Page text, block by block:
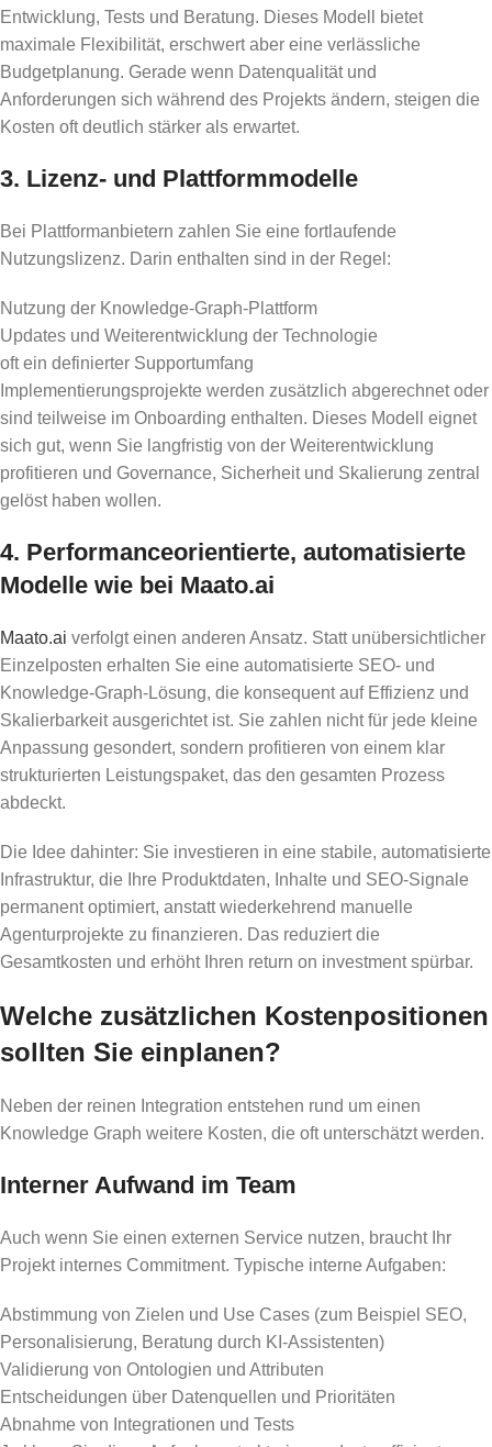
Entwicklung, Tests und Beratung. Dieses Modell bietet
maximale Flexibilität, erschwert aber eine verlässliche
Budgetplanung. Gerade wenn Datenqualität und
Anforderungen sich während des Projekts ändern, steigen die
Kosten oft deutlich stärker als erwartet.
3. Lizenz- und Plattformmodelle
Bei Plattformanbietern zahlen Sie eine fortlaufende
Nutzungslizenz. Darin enthalten sind in der Regel:
Nutzung der Knowledge-Graph-Plattform
Updates und Weiterentwicklung der Technologie
oft ein definierter Supportumfang
Implementierungsprojekte werden zusätzlich abgerechnet oder
sind teilweise im Onboarding enthalten. Dieses Modell eignet
sich gut, wenn Sie langfristig von der Weiterentwicklung
profitieren und Governance, Sicherheit und Skalierung zentral
gelöst haben wollen.
4. Performanceorientierte, automatisierte
Modelle wie bei Maato.ai
Maato.ai verfolgt einen anderen Ansatz. Statt unübersichtlicher
Einzelposten erhalten Sie eine automatisierte SEO- und
Knowledge-Graph-Lösung, die konsequent auf Effizienz und
Skalierbarkeit ausgerichtet ist. Sie zahlen nicht für jede kleine
Anpassung gesondert, sondern profitieren von einem klar
strukturierten Leistungspaket, das den gesamten Prozess
abdeckt.
Die Idee dahinter: Sie investieren in eine stabile, automatisierte
Infrastruktur, die Ihre Produktdaten, Inhalte und SEO-Signale
permanent optimiert, anstatt wiederkehrend manuelle
Agenturprojekte zu finanzieren. Das reduziert die
Gesamtkosten und erhöht Ihren return on investment spürbar.
Welche zusätzlichen Kostenpositionen
sollten Sie einplanen?
Neben der reinen Integration entstehen rund um einen
Knowledge Graph weitere Kosten, die oft unterschätzt werden.
Interner Aufwand im Team
Auch wenn Sie einen externen Service nutzen, braucht Ihr
Projekt internes Commitment. Typische interne Aufgaben:
Abstimmung von Zielen und Use Cases (zum Beispiel SEO,
Personalisierung, Beratung durch KI-Assistenten)
Validierung von Ontologien und Attributen
Entscheidungen über Datenquellen und Prioritäten
Abnahme von Integrationen und Tests